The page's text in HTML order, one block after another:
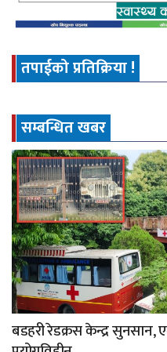
तपाईको प्रतिक्रिया !
सम्बन्धित खबर
बडहरी रेडक्रस केन्द्र